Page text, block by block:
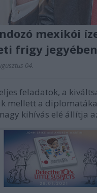
mexikói
frigy jegyében
04.
feladatok, a
mellett a
kihívás elé állítja